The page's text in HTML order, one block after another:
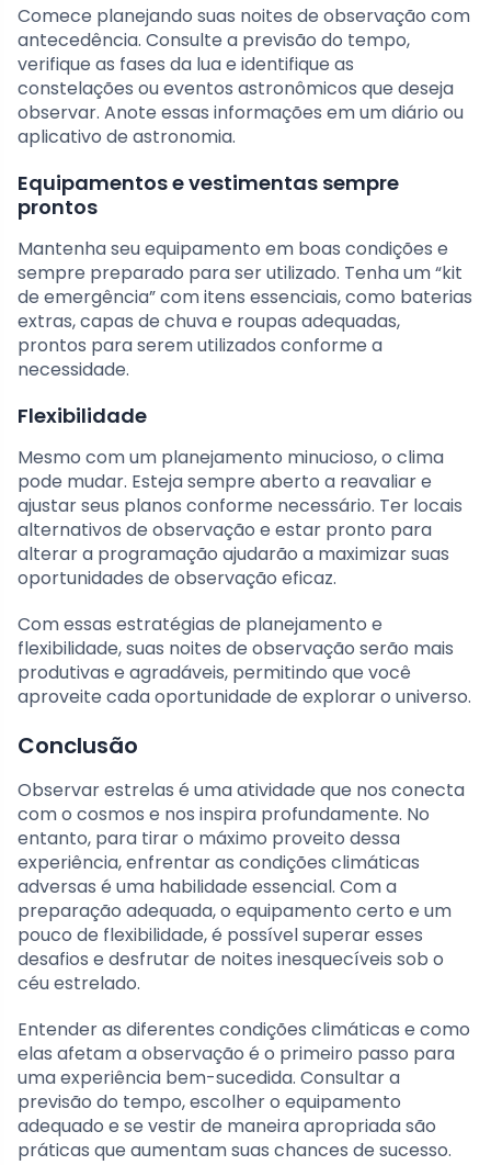
Comece planejando suas noites de observação com
antecedência. Consulte a previsão do tempo,
verifique as fases da lua e identifique as
constelações ou eventos astronômicos que deseja
observar. Anote essas informações em um diário ou
aplicativo de astronomia.
Equipamentos e vestimentas sempre
prontos
Mantenha seu equipamento em boas condições e
sempre preparado para ser utilizado. Tenha um “kit
de emergência” com itens essenciais, como baterias
extras, capas de chuva e roupas adequadas,
prontos para serem utilizados conforme a
necessidade.
Flexibilidade
Mesmo com um planejamento minucioso, o clima
pode mudar. Esteja sempre aberto a reavaliar e
ajustar seus planos conforme necessário. Ter locais
alternativos de observação e estar pronto para
alterar a programação ajudarão a maximizar suas
oportunidades de observação eficaz.
Com essas estratégias de planejamento e
flexibilidade, suas noites de observação serão mais
produtivas e agradáveis, permitindo que você
aproveite cada oportunidade de explorar o universo.
Conclusão
Observar estrelas é uma atividade que nos conecta
com o cosmos e nos inspira profundamente. No
entanto, para tirar o máximo proveito dessa
experiência, enfrentar as condições climáticas
adversas é uma habilidade essencial. Com a
preparação adequada, o equipamento certo e um
pouco de flexibilidade, é possível superar esses
desafios e desfrutar de noites inesquecíveis sob o
céu estrelado.
Entender as diferentes condições climáticas e como
elas afetam a observação é o primeiro passo para
uma experiência bem-sucedida. Consultar a
previsão do tempo, escolher o equipamento
adequado e se vestir de maneira apropriada são
práticas que aumentam suas chances de sucesso.